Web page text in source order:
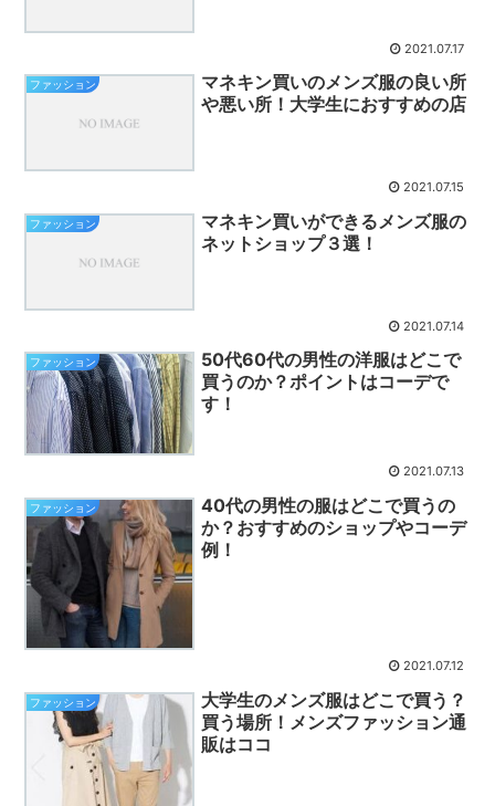
2021.07.17
ファッション
マネキン買いのメンズ服の良い所
や悪い所！大学生におすすめの店
2021.07.15
ファッション
マネキン買いができるメンズ服の
ネットショップ３選！
2021.07.14
ファッション
50代60代の男性の洋服はどこで
買うのか？ポイントはコーデで
す！
2021.07.13
ファッション
40代の男性の服はどこで買うの
か？おすすめのショップやコーデ
例！
2021.07.12
ファッション
大学生のメンズ服はどこで買う？
買う場所！メンズファッション通
販はココ